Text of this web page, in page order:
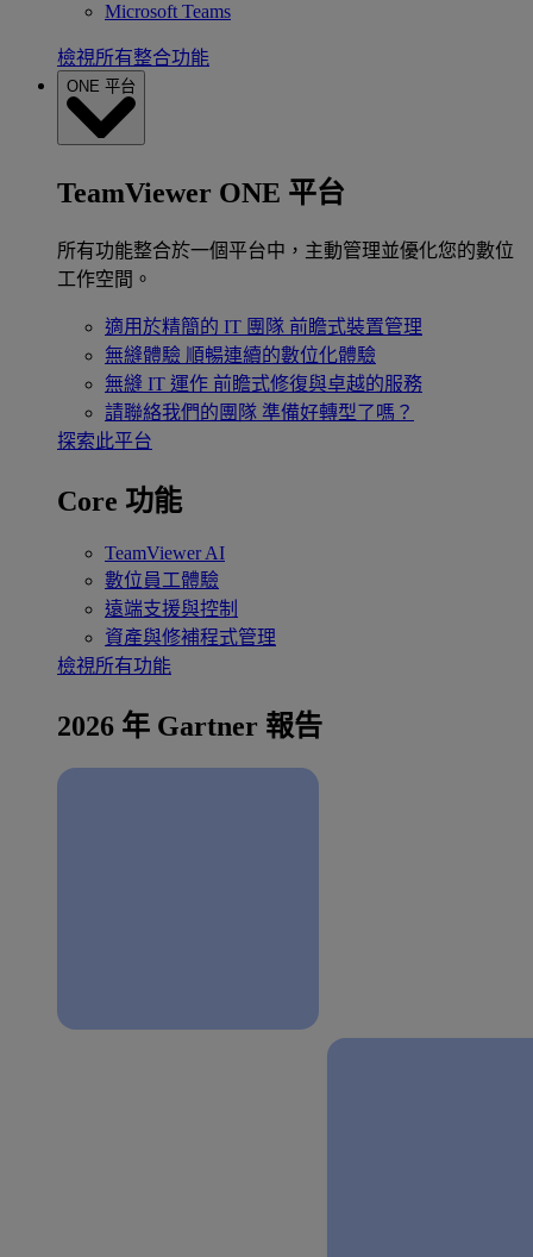
Microsoft Teams
檢視所有整合功能
ONE 平台
TeamViewer ONE 平台
所有功能整合於一個平台中，主動管理並優化您的數位
工作空間。
適用於精簡的 IT 團隊 前瞻式裝置管理
無縫體驗 順暢連續的數位化體驗
無縫 IT 運作 前瞻式修復與卓越的服務
請聯絡我們的團隊 準備好轉型了嗎？
探索此平台
Core 功能
TeamViewer AI
數位員工體驗
遠端支援與控制
資產與修補程式管理
檢視所有功能
2026 年 Gartner 報告